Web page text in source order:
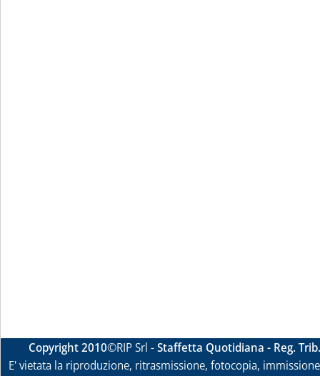
Copyright 2010©RIP Srl -Staffetta Quotidiana - Reg.
E' vietata la riproduzione, ritrasmissione, fotocopia,